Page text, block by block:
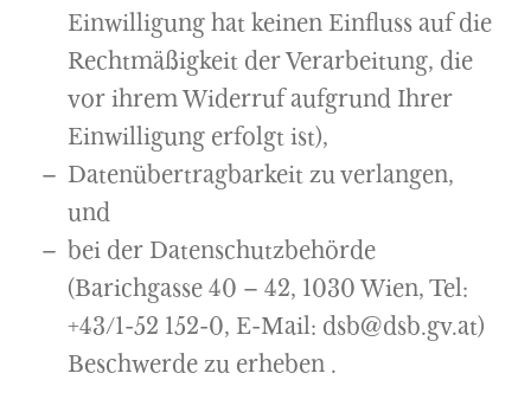
Einwilligung hat keinen Einfluss auf die
Rechtmäßigkeit der Verarbeitung, die
vor ihrem Widerruf aufgrund Ihrer
Einwilligung erfolgt ist),
Datenübertragbarkeit zu verlangen,
und
bei der Datenschutzbehörde
(Barichgasse 40 – 42, 1030 Wien, Tel:
+43/1-52 152-0, E-Mail: dsb@dsb.gv.at)
Beschwerde zu erheben .